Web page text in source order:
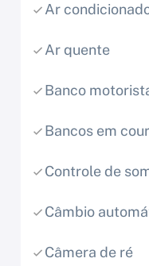
Ar
Ar quente
Banco
Bancos em
Controle de
Câmbio
Câmera de ré